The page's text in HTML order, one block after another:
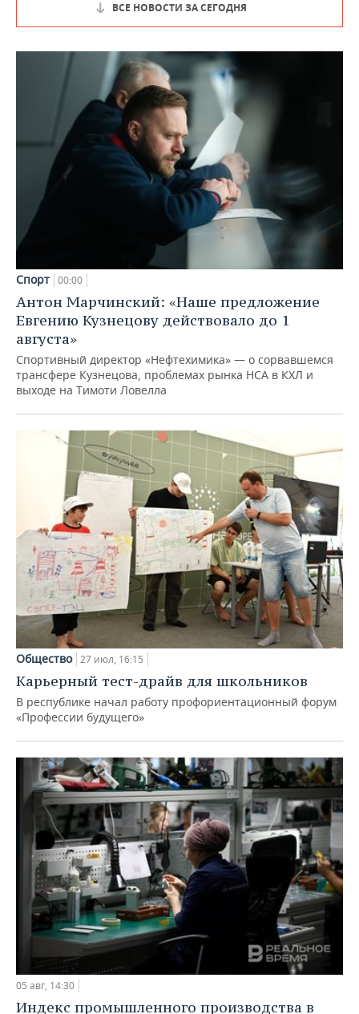
ВСЕ НОВОСТИ ЗА СЕГОДНЯ
Спорт 00:00
Антон Марчинский: «Наше предложение
Евгению Кузнецову действовало до 1
августа»
Спортивный директор «Нефтехимика» — о сорвавшемся
трансфере Кузнецова, проблемах рынка НСА в КХЛ и
выходе на Тимоти Ловелла
Общество 27 июл, 16:15
Карьерный тест-драйв для школьников
В республике начал работу профориентационный форум
«Профессии будущего»
05 авг, 14:30
Индекс промышленного производства в